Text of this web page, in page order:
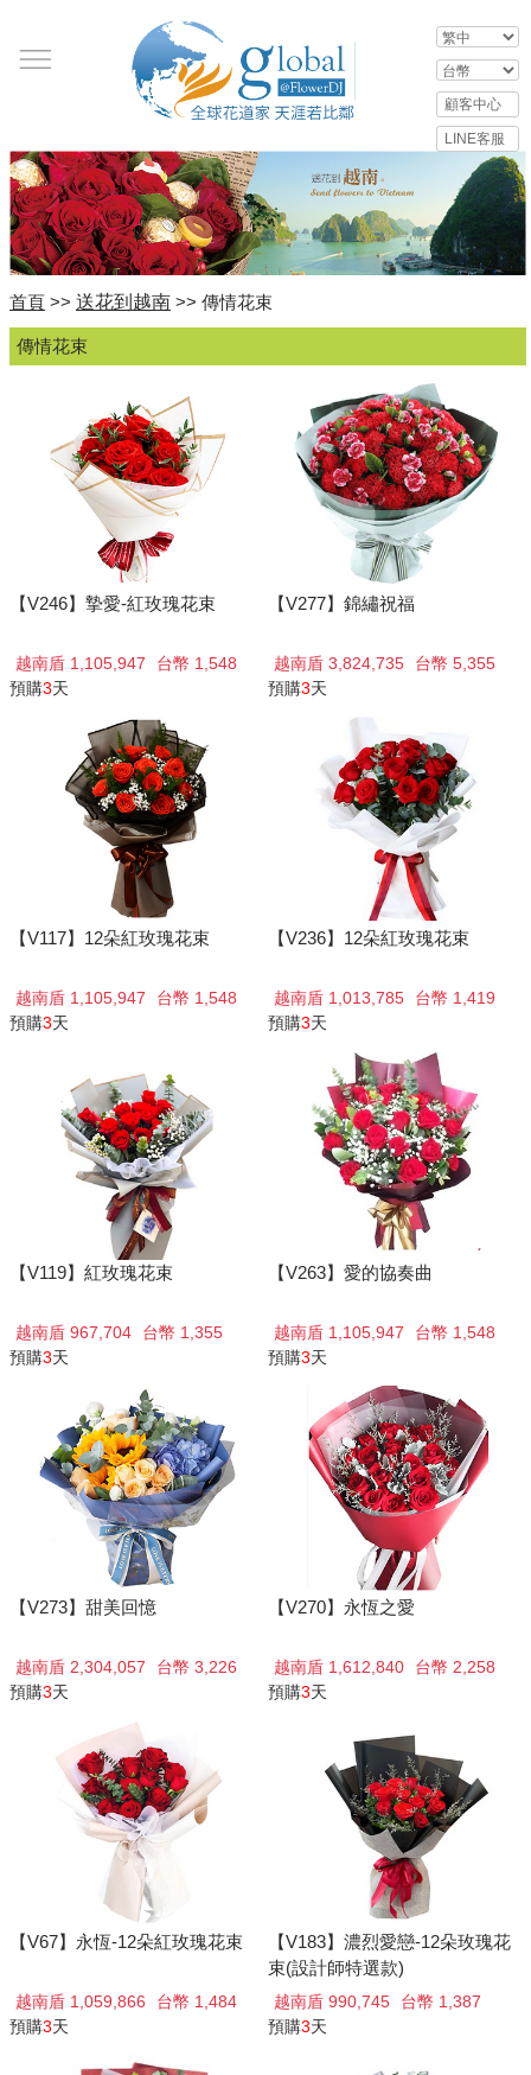
首頁 >> 送花到越南 >> 傳情花束
傳情花束
【V246】摯愛-紅玫瑰花束
越南盾 1,105,947
台幣 1,548
預購3天
【V277】錦繡祝福
越南盾 3,824,735
台幣 5,355
預購3天
【V117】12朵紅玫瑰花束
越南盾 1,105,947
台幣 1,548
預購3天
【V236】12朵紅玫瑰花束
越南盾 1,013,785
台幣 1,419
預購3天
【V119】紅玫瑰花束
越南盾 967,704
台幣 1,355
預購3天
【V263】愛的協奏曲
越南盾 1,105,947
台幣 1,548
預購3天
【V273】甜美回憶
越南盾 2,304,057
台幣 3,226
預購3天
【V270】永恆之愛
越南盾 1,612,840
台幣 2,258
預購3天
【V67】永恆-12朵紅玫瑰花束
越南盾 1,059,866
台幣 1,484
預購3天
【V183】濃烈愛戀-12朵玫瑰花
束(設計師特選款)
越南盾 990,745
台幣 1,387
預購3天